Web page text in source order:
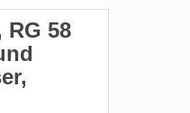
58